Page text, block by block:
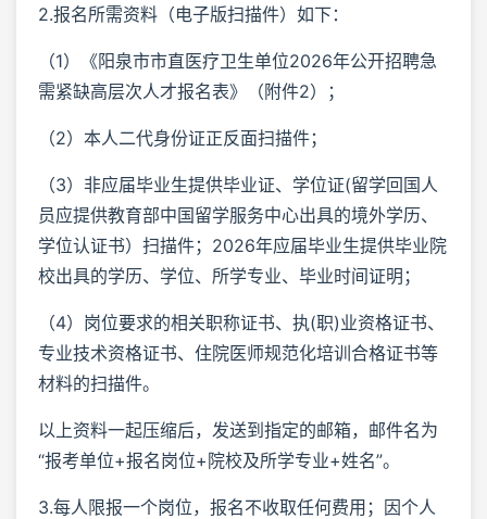
2.报名所需资料（电子版扫描件）如下：
（1）《阳泉市市直医疗卫生单位2026年公开招聘急
需紧缺高层次人才报名表》（附件2）；
（2）本人二代身份证正反面扫描件；
（3）非应届毕业生提供毕业证、学位证(留学回国人
员应提供教育部中国留学服务中心出具的境外学历、
学位认证书）扫描件；2026年应届毕业生提供毕业院
校出具的学历、学位、所学专业、毕业时间证明；
（4）岗位要求的相关职称证书、执(职)业资格证书、
专业技术资格证书、住院医师规范化培训合格证书等
材料的扫描件。
以上资料一起压缩后，发送到指定的邮箱，邮件名为
“报考单位+报名岗位+院校及所学专业+姓名”。
3.每人限报一个岗位，报名不收取任何费用；因个人